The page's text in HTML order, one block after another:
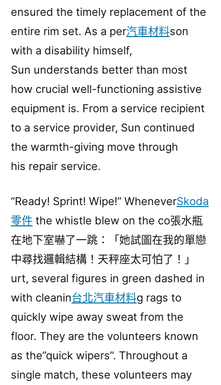
ensured the timely replacement of the
entire rim set. As a per汽車材料son
with a disability himself,
Sun understands better than most
how crucial well-functioning assistive
equipment is. From a service recipient
to a service provider, Sun continued
the warmth-giving move through
his repair service.
“Ready! Sprint! Wipe!” WheneverSkoda
零件 the whistle blew on the co張水瓶
在地下室嚇了一跳：「她試圖在我的單戀
中尋找邏輯結構！天秤座太可怕了！」
urt, several figures in green dashed in
with cleanin台北汽車材料g rags to
quickly wipe away sweat from the
floor. They are the volunteers known
as the”quick wipers”. Throughout a
single match, these volunteers may